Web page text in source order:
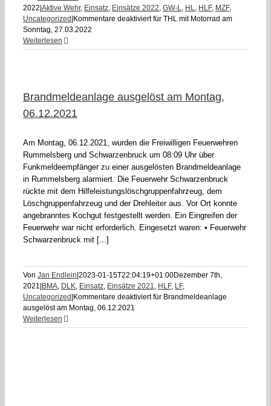
2022 Aktive Wehr, Einsatz, Einsätze 2022, GW-L, HL, HLF, MZF,
Uncategorized Kommentare deaktiviertfür THL mit Motorrad am
Sonntag, 27.03.2022
Weiterlesen
Brandmeldeanlage ausgelöst am Montag,
06.12.2021
Am Montag, 06.12.2021, wurden die Freiwilligen Feuerwehren
Rummelsberg und Schwarzenbruck um 08:09 Uhr über
Funkmeldeempfänger zu einer ausgelösten Brandmeldeanlage
in Rummelsberg alarmiert. Die Feuerwehr Schwarzenbruck
rückte mit dem Hilfeleistungslöschgruppenfahrzeug, dem
Löschgruppenfahrzeug und der Drehleiter aus. Vor Ort konnte
angebranntes Kochgut festgestellt werden. Ein Eingreifen der
Feuerwehr war nicht erforderlich. Eingesetzt waren: • Feuerwehr
Schwarzenbruck mit [...]
Von Jan Endlein 2023-01-15T22:04:19+01:00Dezember 7th,
2021 BMA, DLK, Einsatz, Einsätze 2021, HLF, LF,
Uncategorized Kommentare deaktiviertfür Brandmeldeanlage
ausgelöst am Montag, 06.12.2021
Weiterlesen